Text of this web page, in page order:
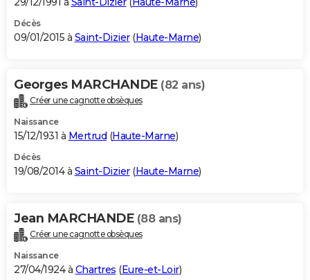
Décès
09/01/2015 à Saint-Dizier(Haute-Marne)
Georges MARCHANDE (82 ans)
Créer une cagnotte obsèques
Naissance
15/12/1931 à Mertrud (Haute-Marne)
Décès
19/08/2014 à Saint-Dizier(Haute-Marne)
Jean MARCHANDE (88 ans)
Créer une cagnotte obsèques
Naissance
27/04/1924 à Chartres (Eure-et-Loir)